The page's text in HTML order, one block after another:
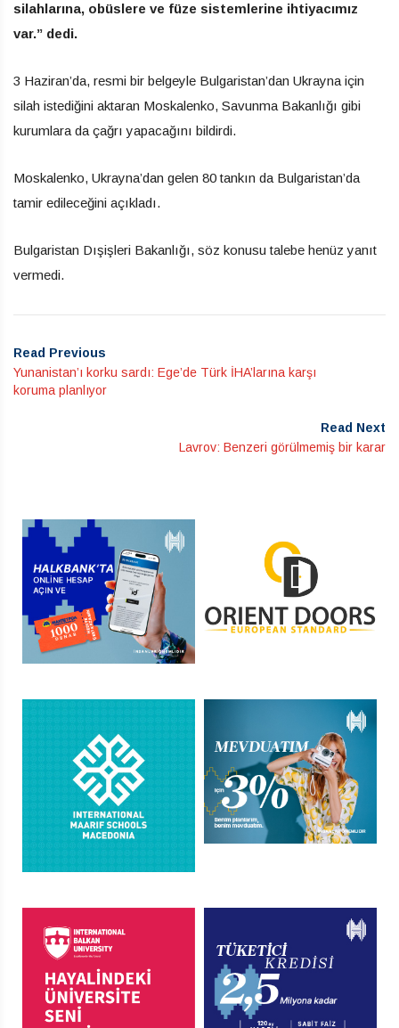
silahlarına, obüslere ve füze sistemlerine ihtiyacımız
var.” dedi.
3 Haziran’da, resmi bir belgeyle Bulgaristan’dan Ukrayna için
silah istediğini aktaran Moskalenko, Savunma Bakanlığı gibi
kurumlara da çağrı yapacağını bildirdi.
Moskalenko, Ukrayna’dan gelen 80 tankın da Bulgaristan’da
tamir edileceğini açıkladı.
Bulgaristan Dışişleri Bakanlığı, söz konusu talebe henüz yanıt
vermedi.
Read Previous
Yunanistan’ı korku sardı: Ege’de Türk İHA’larına karşı
koruma planlıyor
Read Next
Lavrov: Benzeri görülmemiş bir karar